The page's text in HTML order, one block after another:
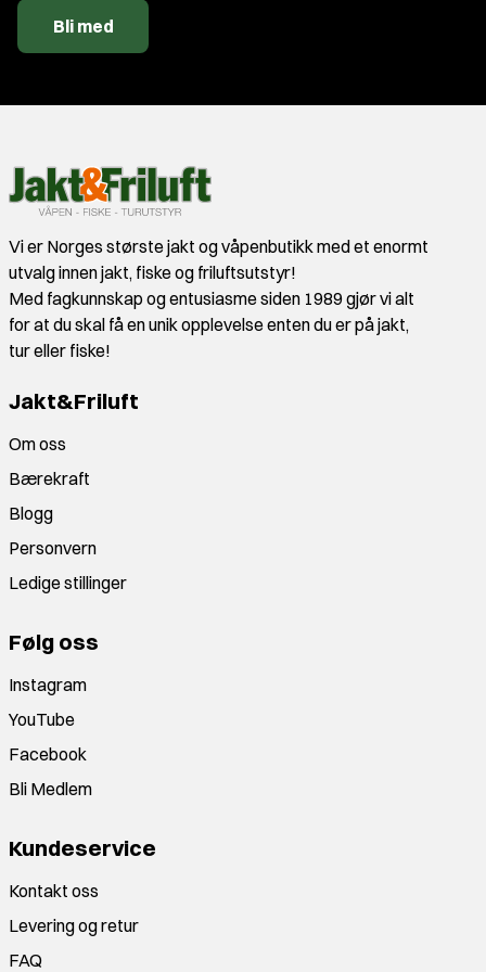
Bli med
Vi er Norges største jakt og våpenbutikk med et enormt
utvalg innen jakt, fiske og friluftsutstyr!
Med fagkunnskap og entusiasme siden 1989 gjør vi alt
for at du skal få en unik opplevelse enten du er på jakt,
tur eller fiske!
Jakt&Friluft
Om oss
Bærekraft
Blogg
Personvern
Ledige stillinger
Følg oss
Instagram
YouTube
Facebook
Bli Medlem
Kundeservice
Kontakt oss
Levering og retur
FAQ